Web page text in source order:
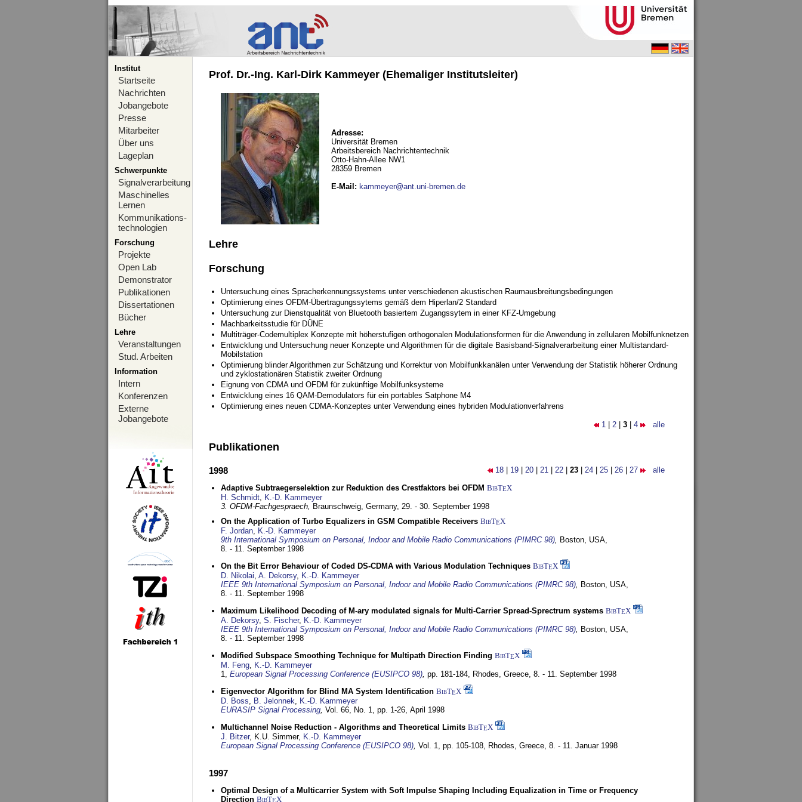
Institut
Startseite
Nachrichten
Jobangebote
Presse
Mitarbeiter
Über uns
Lageplan
Schwerpunkte
Signalverarbeitung
Maschinelles
Lernen
Kommunikations-
technologien
Forschung
Projekte
Open Lab
Demonstrator
Publikationen
Dissertationen
Bücher
Lehre
Veranstaltungen
Stud. Arbeiten
Information
Intern
Konferenzen
Externe
Jobangebote
Prof. Dr.-Ing. Karl-Dirk Kammeyer (Ehemaliger Institutsleiter)
Adresse:
Universität Bremen
Arbeitsbereich Nachrichtentechnik
Otto-Hahn-Allee NW1
28359 Bremen
E-Mail : kammeyer@ant.uni-bremen.de
Lehre
Forschung
Untersuchung eines Spracherkennungssystems unter verschiedenen akustischen Raumausbreitungsbedingungen
Optimierung eines OFDM-Übertragungssytems gemäß dem Hiperlan/2 Standard
Untersuchung zur Dienstqualität von Bluetooth basiertem Zugangssytem in einer KFZ-Umgebung
Machbarkeitsstudie für DÜNE
Multiträger-Codemultiplex Konzepte mit höherstufigen orthogonalen Modulationsformen für die Anwendung in zellularen Mobilfunknetzen
Entwicklung und Untersuchung neuer Konzepte und Algorithmen für die digitale Basisband-Signalverarbeitung einer Multistandard-
Mobilstation
Optimierung blinder Algorithmen zur Schätzung und Korrektur von Mobilfunkkanälen unter Verwendung der Statistik höherer Ordnung
und zyklostationären Statistik zweiter Ordnung
Eignung von CDMA und OFDM für zukünftige Mobilfunksysteme
Entwicklung eines 16 QAM-Demodulators für ein portables Satphone M4
Optimierung eines neuen CDMA-Konzeptes unter Verwendung eines hybriden Modulationverfahrens
1 2 3 4 alle
Publikationen
18 19 20 21 22 23 24 25 26 27 alle
1998
Adaptive Subtraegerselektion zur Reduktion des Crestfaktors bei OFDM BibTEX
H. Schmidt, K.-D. Kammeyer
3. OFDM-Fachgespraech, Braunschweig, Germany, 29. - 30. September 1998
On the Application of Turbo Equalizers in GSM Compatible Receivers BibTEX
F. Jordan, K.-D. Kammeyer
9th International Symposium on Personal, Indoor and Mobile Radio Communications (PIMRC 98), Boston, USA,
8. - 11. September 1998
On the Bit Error Behaviour of Coded DS-CDMA with Various Modulation Techniques BibTEX
D. Nikolai, A. Dekorsy, K.-D. Kammeyer
IEEE 9th International Symposium on Personal, Indoor and Mobile Radio Communications (PIMRC 98), Boston, USA,
8. - 11. September 1998
Maximum Likelihood Decoding of M-ary modulated signals for Multi-Carrier Spread-Sprectrum systems BibTEX
A. Dekorsy, S. Fischer, K.-D. Kammeyer
IEEE 9th International Symposium on Personal, Indoor and Mobile Radio Communications (PIMRC 98), Boston, USA,
8. - 11. September 1998
Modified Subspace Smoothing Technique for Multipath Direction Finding BibTEX
M. Feng, K.-D. Kammeyer
1, European Signal Processing Conference (EUSIPCO 98), pp. 181-184, Rhodes, Greece, 8. - 11. September 1998
Eigenvector Algorithm for Blind MA System Identification BibTEX
D. Boss, B. Jelonnek, K.-D. Kammeyer
EURASIP Signal Processing, Vol. 66, No. 1, pp. 1-26, April 1998
Multichannel Noise Reduction - Algorithms and Theoretical Limits BibTEX
J. Bitzer, K.U. Simmer, K.-D. Kammeyer
European Signal Processing Conference (EUSIPCO 98), Vol. 1, pp. 105-108, Rhodes, Greece, 8. - 11. Januar 1998
1997
Optimal Design of a Multicarrier System with Soft Impulse Shaping Including Equalization in Time or Frequency
Direction BibTEX